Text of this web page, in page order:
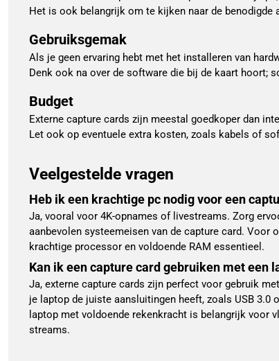
Het is ook belangrijk om te kijken naar de benodigde
Gebruiksgemak
Als je geen ervaring hebt met het installeren van
Denk ook na over de software die bij de kaart hoort;
Budget
Externe capture cards zijn meestal goedkoper dan
Let ook op eventuele extra kosten, zoals kabels of
Veelgestelde vragen
Heb ik een krachtige pc nodig voor een
Ja, vooral voor 4K-opnames of livestreams. Zorg
aanbevolen systeemeisen van de capture card. Voor
krachtige processor en voldoende RAM essentieel.
Kan ik een capture card gebruiken met een
Ja, externe capture cards zijn perfect voor gebruik
je laptop de juiste aansluitingen heeft, zoals USB 3.0
laptop met voldoende rekenkracht is belangrijk voor
streams.